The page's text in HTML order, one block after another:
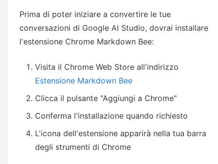
Prima di poter iniziare a convertire le tue
conversazioni di Google AI Studio, dovrai installare
l'estensione Chrome Markdown Bee:
Visita il Chrome Web Store all'indirizzo
Estensione Markdown Bee
Clicca il pulsante "Aggiungi a Chrome"
Conferma l'installazione quando richiesto
L'icona dell'estensione apparirà nella tua barra
degli strumenti di Chrome